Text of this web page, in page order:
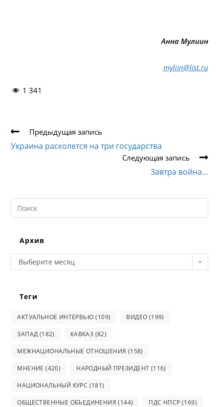
Анна Мулиин
myliin@list.ru
1 341
Еще
статьи
Предыдущая запись
Украина расколется на три государства
Следующая запись
Завтра война…
Search
this
Архив
Архив
Выберите месяц
Теги
АКТУАЛЬНОЕ ИНТЕРВЬЮ (109) ВИДЕО (199)
ЗАПАД (182) КАВКАЗ (82)
МЕЖНАЦИОНАЛЬНЫЕ ОТНОШЕНИЯ (158)
МНЕНИЕ (420) НАРОДНЫЙ ПРЕЗИДЕНТ (116)
НАЦИОНАЛЬНЫЙ КУРС (181)
ОБЩЕСТВЕННЫЕ ОБЪЕДИНЕНИЯ (144) ПДС НПСР (169)